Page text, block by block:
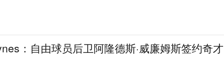
：自由球员后卫阿隆德斯·威廉姆斯签约奇才